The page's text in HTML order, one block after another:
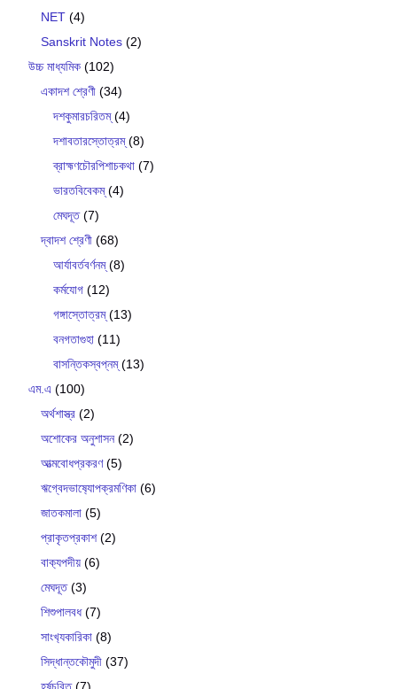
NET (4)
Sanskrit Notes (2)
উচ্চ মাধ্যমিক (102)
একাদশ শ্রেণী (34)
দশকুমারচরিতম্(4)
দশাবতারস্তোত্রম্(8)
ব্রাহ্মণচৌরপিশাচকথা (7)
ভারতবিবেকম্(4)
মেঘদূত(7)
দ্বাদশ শ্রেণী (68)
আর্যাবর্তবর্ণনম্(8)
কর্মযোগ (12)
গঙ্গাস্তোত্রম্(13)
বনগতাগুহা (11)
বাসন্তিকস্বপ্নম্(13)
এম.এ (100)
অর্থশাস্ত্র (2)
অশোকের অনুশাসন(2)
আত্মবোধপ্রকরণ(5)
ঋগ্বেদভাষ‍্যোপক্রমণিকা (6)
জাতকমালা (5)
প্রাকৃতপ্রকাশ(2)
বাক‍্যপদীয় (6)
মেঘদূত(3)
শিশুপালবধ(7)
সাংখ‍্যকারিকা (8)
সিদ্ধান্তকৌমুদী (37)